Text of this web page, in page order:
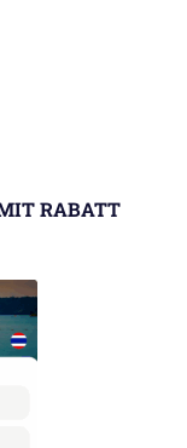
RABATT